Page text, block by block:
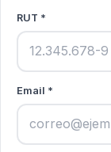
RUT *
Email *